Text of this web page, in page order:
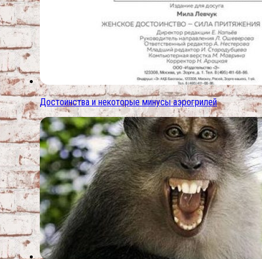
Достоинства и некоторые минусы аэрогрилей